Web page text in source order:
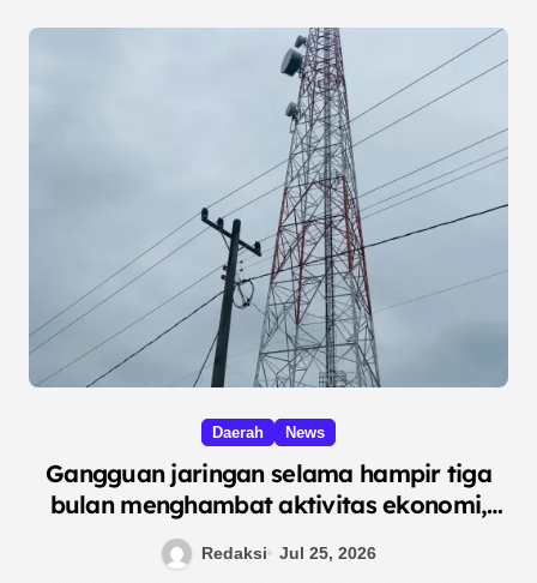
Daerah News
Gangguan jaringan selama hampir tiga
bulan menghambat aktivitas ekonomi,
pendidikan, dan layanan publik.
Redaksi Jul 25, 2026